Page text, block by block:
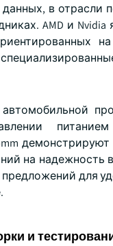
в отрасли
AMD и
на надежность
для
и